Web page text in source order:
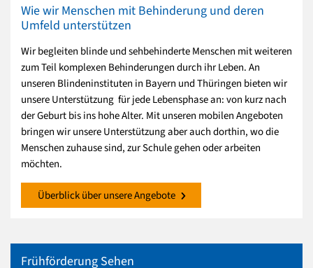
Wie wir Menschen mit Behinderung und deren
Umfeld unterstützen
Wir begleiten blinde und sehbehinderte Menschen mit weiteren
zum Teil komplexen Behinderungen durch ihr Leben. An
unseren Blindeninstituten in Bayern und Thüringen bieten wir
unsere Unterstützung für jede Lebensphase an: von kurz nach
der Geburt bis ins hohe Alter. Mit unseren mobilen Angeboten
bringen wir unsere Unterstützung aber auch dorthin, wo die
Menschen zuhause sind, zur Schule gehen oder arbeiten
möchten.
Überblick über unsere Angebote
Frühförderung Sehen